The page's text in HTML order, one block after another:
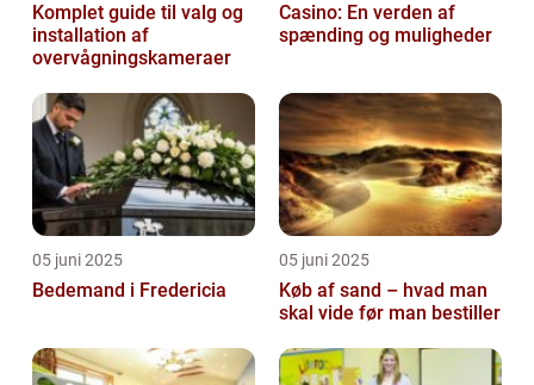
Komplet guide til valg og
installation af
overvågningskameraer
Casino: En verden af
spænding og muligheder
05 juni 2025
Bedemand i Fredericia
05 juni 2025
Køb af sand – hvad man
skal vide før man bestiller